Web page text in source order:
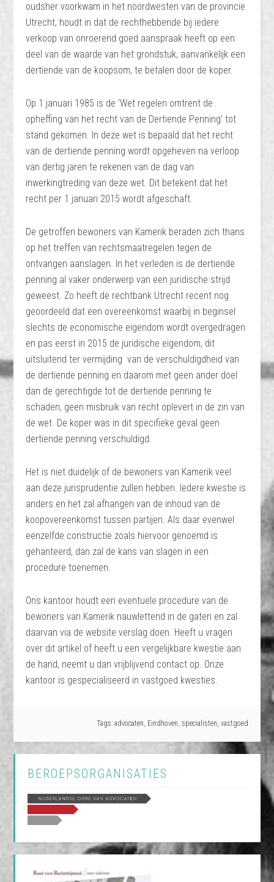
oudsher voorkwam in het noordwesten van de provincie
Utrecht, houdt in dat de rechthebbende bij iedere
verkoop van onroerend goed aanspraak heeft op een
deel van de waarde van het grondstuk, aanvankelijk een
dertiende van de koopsom, te betalen door de koper.
Op 1 januari 1985 is de ‘Wet regelen omtrent de
opheffing van het recht van de Dertiende Penning’ tot
stand gekomen. In deze wet is bepaald dat het recht
van de dertiende penning wordt opgeheven na verloop
van dertig jaren te rekenen van de dag van
inwerkingtreding van deze wet. Dit betekent dat het
recht per 1 januari 2015 wordt afgeschaft.
De getroffen bewoners van Kamerik beraden zich thans
op het treffen van rechtsmaatregelen tegen de
ontvangen aanslagen. In het verleden is de dertiende
penning al vaker onderwerp van een juridische strijd
geweest. Zo heeft de rechtbank Utrecht recent nog
geoordeeld dat een overeenkomst waarbij in beginsel
slechts de economische eigendom wordt overgedragen
en pas eerst in 2015 de juridische eigendom, dit
uitsluitend ter vermijding van de verschuldigdheid van
de dertiende penning en daarom met geen ander doel
dan de gerechtigde tot de dertiende penning te
schaden, geen misbruik van recht oplevert in de zin van
de wet. De koper was in dit specifieke geval geen
dertiende penning verschuldigd.
Het is niet duidelijk of de bewoners van Kamerik veel
aan deze jurisprudentie zullen hebben. Iedere kwestie is
anders en het zal afhangen van de inhoud van de
koopovereenkomst tussen partijen. Als daar evenwel
eenzelfde constructie zoals hiervoor genoemd is
gehanteerd, dan zal de kans van slagen in een
procedure toenemen.
Ons kantoor houdt een eventuele procedure van de
bewoners van Kamerik nauwlettend in de gaten en zal
daarvan via de website verslag doen. Heeft u vragen
over dit artikel of heeft u een vergelijkbare kwestie aan
de hand, neemt u dan vrijblijvend contact op. Onze
kantoor is gespecialiseerd in vastgoed kwesties.
Tags: advocaten, Eindhoven, specialisten, vastgoed
BEROEPSORGANISATIES